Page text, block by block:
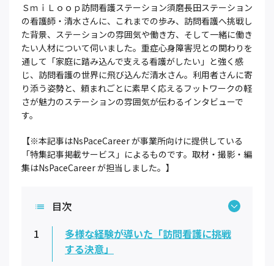
ＳｍｉＬｏｏｐ訪問看護ステーション須磨長田ステーション
の看護師・清水さんに、これまでの歩み、訪問看護へ挑戦し
た背景、ステーションの雰囲気や働き方、そして一緒に働き
たい人材について伺いました。重症心身障害児との関わりを
通して「家庭に踏み込んで支える看護がしたい」と強く感
じ、訪問看護の世界に飛び込んだ清水さん。利用者さんに寄
り添う姿勢と、頼まれごとに素早く応えるフットワークの軽
さが魅力のステーションの雰囲気が伝わるインタビューで
す。
【※本記事はNsPaceCareer が事業所向けに提供している
「特集記事掲載サービス」によるものです。取材・撮影・編
集はNsPaceCareer が担当しました。】
目次
1
多様な経験が導いた「訪問看護に挑戦
する決意」